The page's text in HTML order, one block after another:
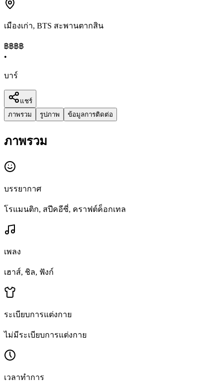
เมืองเก่า, BTS สะพานตากสิน
฿฿฿฿
•
บาร์
แชร์
ภาพรวม
รูปภาพ ข้อมูลการติดต่อ
ภาพรวม
บรรยากาศ
โรแมนติก, สปีคอีซี่, คราฟต์ค็อกเทล
เพลง
เฮาส์, ชิล, ฟังก์
ระเบียบการแต่งกาย
ไม่มีระเบียบการแต่งกาย
เวลาทำการ